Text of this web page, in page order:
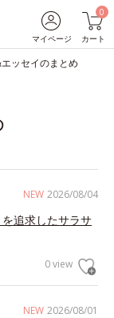
マイページ
0
カート
ッセイのまとめ
NEW 2026/08/04
追求したサラサ
0 view
NEW 2026/08/01